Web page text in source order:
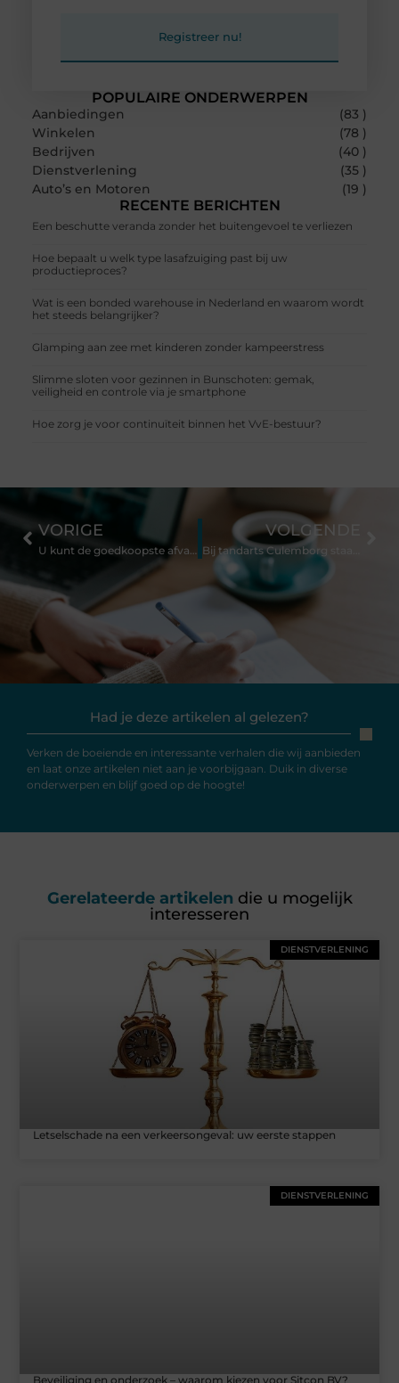
POPULAIRE ONDERWERPEN
Aanbiedingen
(83 )
Winkelen
(78 )
Bedrijven
(40 )
Dienstverlening
(35 )
Auto’s en Motoren
(19 )
RECENTE BERICHTEN
Een beschutte veranda zonder het buitengevoel te verliezen
Hoe bepaalt u welk type lasafzuiging past bij uw
productieproces?
Wat is een bonded warehouse in Nederland en waarom wordt
het steeds belangrijker?
Glamping aan zee met kinderen zonder kampeerstress
Slimme sloten voor gezinnen in Bunschoten: gemak,
veiligheid en controle via je smartphone
Hoe zorg je voor continuïteit binnen het VvE-bestuur?
Registreer nu!
Had je deze artikelen al gelezen?
Verken de boeiende en interessante verhalen die wij aanbieden
en laat onze artikelen niet aan je voorbijgaan. Duik in diverse
onderwerpen en blijf goed op de hoogte!
VORIGE
U kunt de goedkoopste afvalcontainer in uw stad huren
VOLGENDE
Gerelateerde artikelen die u mogelijk
interesseren
DIENSTVERLENING
Letselschade na een verkeersongeval: uw eerste stappen
DIENSTVERLENING
Beveiliging en onderzoek – waarom kiezen voor Sitcon BV?